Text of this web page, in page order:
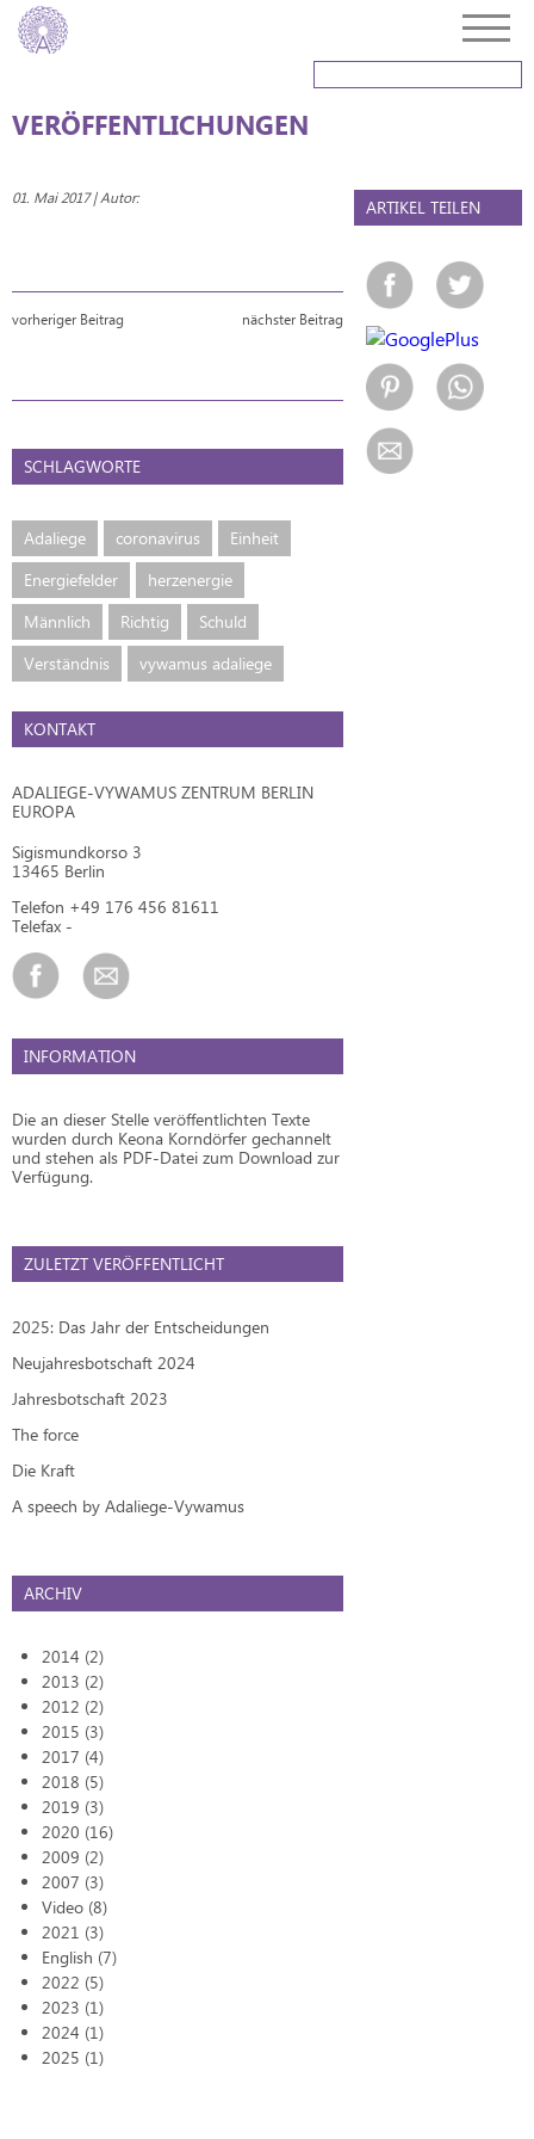
VERÖFFENTLICHUNGEN
01. Mai 2017 | Autor:
vorheriger Beitrag nächster Beitrag
SCHLAGWORTE
Adaliege coronavirus
Einheit
Energiefelder
herzenergie
Männlich
Richtig
Schuld
Verständnis
vywamus adaliege
KONTAKT
ADALIEGE-VYWAMUS ZENTRUM BERLIN
EUROPA
Sigismundkorso 3
13465 Berlin
Telefon +49 176 456 81611
Telefax -
ARTIKEL TEILEN
INFORMATION
Die an dieser Stelle veröffentlichten Texte
wurden durch Keona Korndörfer gechannelt
und stehen als PDF-Datei zum Download zur
Verfügung.
ZULETZT VERÖFFENTLICHT
2025: Das Jahr der Entscheidungen
Neujahresbotschaft 2024
Jahresbotschaft 2023
The force
Die Kraft
A speech by Adaliege-Vywamus
ARCHIV
2014 (2)
2013 (2)
2012 (2)
2015 (3)
2017 (4)
2018 (5)
2019 (3)
2020 (16)
2009 (2)
2007 (3)
Video (8)
2021 (3)
English (7)
2022 (5)
2023 (1)
2024 (1)
2025 (1)